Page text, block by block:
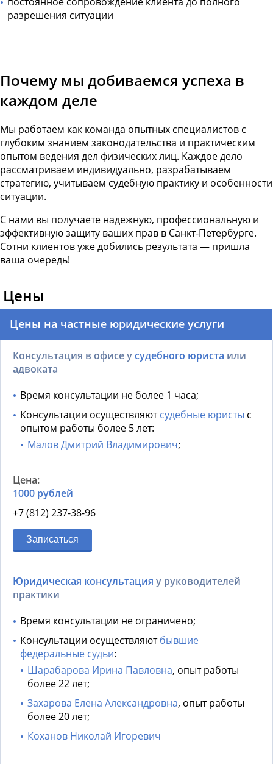
разрешения ситуации
Почему мы добиваемся успеха в
каждом деле
Мы работаем как команда опытных специалистов с
глубоким знанием законодательства и практическим
опытом ведения дел физических лиц. Каждое дело
рассматриваем индивидуально, разрабатываем
стратегию, учитываем судебную практику и особенности
ситуации.
С нами вы получаете надежную, профессиональную и
эффективную защиту ваших прав в Санкт-Петербурге.
Сотни клиентов уже добились результата — пришла
ваша очередь!
Цены
Цены на частные юридические услуги
Консультация в офисе усудебного юриста или
адвоката
Время консультации не более 1 часа;
Консультации осуществляютсудебные юристы с
опытом работы более 5 лет:
Малов Дмитрий Владимирович;
1000 рублей
+7 (812) 237-38-96
Записаться
Юридическая консультация у руководителей
практики
Время консультации не ограничено;
Консультации осуществляютбывшие
федеральные судьи:
Шарабарова Ирина Павловна, опыт работы
более 22 лет;
Захарова Елена Александровна, опыт работы
более 20 лет;
Коханов Николай Игоревич